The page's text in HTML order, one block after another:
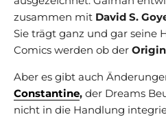
zusammen mit David S.
Sie trägt ganz und gar seine
Comics werden ob der
Aber es gibt auch
Constantine, der Dreams
nicht in die Handlung